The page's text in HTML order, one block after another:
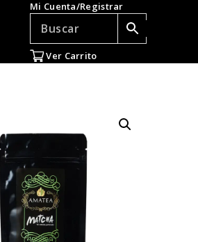
Mi Cuenta/Registrar
Ver Carrito
AL POR